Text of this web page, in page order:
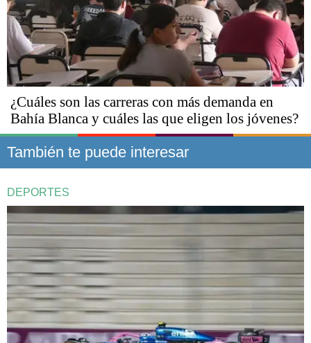
¿Cuáles son las carreras con más demanda en
Bahía Blanca y cuáles las que eligen los jóvenes?
También te puede interesar
DEPORTES